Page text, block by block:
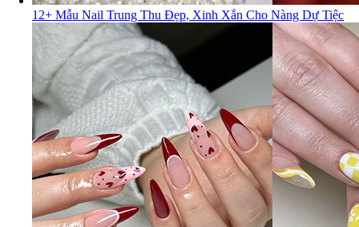
12+ Mẫu Nail Trung Thu Đẹp, Xinh Xắn Cho Nàng Dự Tiệc